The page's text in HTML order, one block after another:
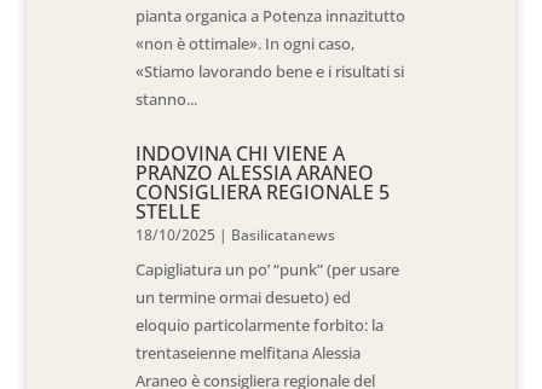
pianta organica a Potenza innazitutto
«non è ottimale». In ogni caso,
«Stiamo lavorando bene e i risultati si
stanno...
INDOVINA CHI VIENE A
PRANZO ALESSIA ARANEO
CONSIGLIERA REGIONALE 5
STELLE
18/10/2025 | Basilicatanews
Capigliatura un po’ “punk” (per usare
un termine ormai desueto) ed
eloquio particolarmente forbito: la
trentaseienne melfitana Alessia
Araneo è consigliera regionale del